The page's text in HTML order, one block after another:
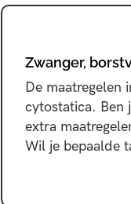
Zwanger,
De maatregelen
cytostatica. Ben
extra
Wil je bepaalde